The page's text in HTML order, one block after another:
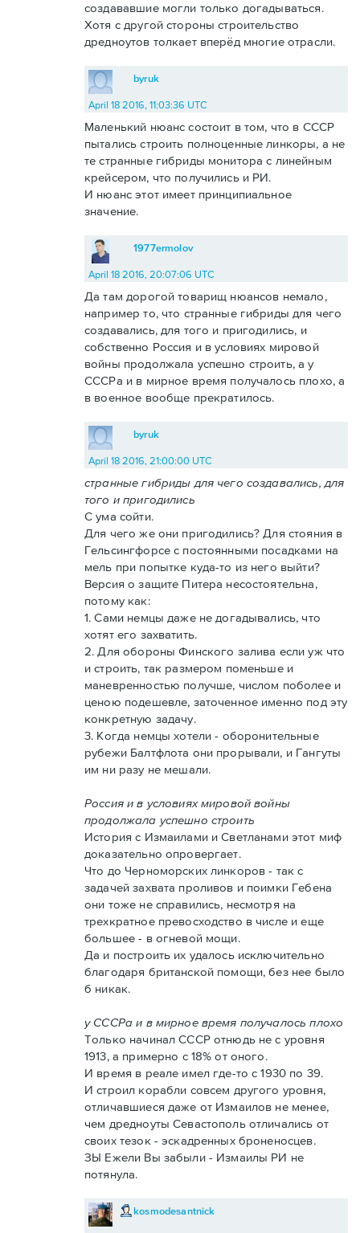
создававшие могли только догадываться.
Хотя с другой стороны строительство
дредноутов толкает вперёд многие отрасли.
byruk
April 18 2016, 11:03:36 UTC
Маленький нюанс состоит в том, что в СССР
пытались строить полноценные линкоры, а не
те странные гибриды монитора с линейным
крейсером, что получились и РИ.
И нюанс этот имеет принципиальное
значение.
1977ermolov
April 18 2016, 20:07:06 UTC
Да там дорогой товарищ нюансов немало,
например то, что странные гибриды для чего
создавались, для того и пригодились, и
собственно Россия и в условиях мировой
войны продолжала успешно строить, а у
СССРа и в мирное время получалось плохо, а
в военное вообще прекратилось.
byruk
April 18 2016, 21:00:00 UTC
странные гибриды для чего создавались, для
того и пригодились
С ума сойти.
Для чего же они пригодились? Для стояния в
Гельсингфорсе с постоянными посадками на
мель при попытке куда-то из него выйти?
Версия о защите Питера несостоятельна,
потому как:
1. Сами немцы даже не догадывались, что
хотят его захватить.
2. Для обороны Финского залива если уж что
и строить, так размером поменьше и
маневренностью получше, числом поболее и
ценою подешевле, заточенное именно под эту
конкретную задачу.
3. Когда немцы хотели - оборонительные
рубежи Балтфлота они прорывали, и Гангуты
им ни разу не мешали.
Россия и в условиях мировой войны
продолжала успешно строить
История с Измаилами и Светланами этот миф
доказательно опровергает.
Что до Черноморских линкоров - так с
задачей захвата проливов и поимки Гебена
они тоже не справились, несмотря на
трехкратное превосходство в числе и еще
большее - в огневой мощи.
Да и построить их удалось исключительно
благодаря британской помощи, без нее было
б никак.
у СССРа и в мирное время получалось плохо
Только начинал СССР отнюдь не с уровня
1913, а примерно с 18% от оного.
И время в реале имел где-то с 1930 по 39.
И строил корабли совсем другого уровня,
отличавшиеся даже от Измаилов не менее,
чем дредноуты Севастополь отличались от
своих тезок - эскадренных броненосцев.
ЗЫ Ежели Вы забыли - Измаилы РИ не
потянула.
kosmodesantnick